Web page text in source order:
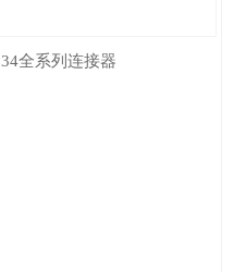
全系列连接器